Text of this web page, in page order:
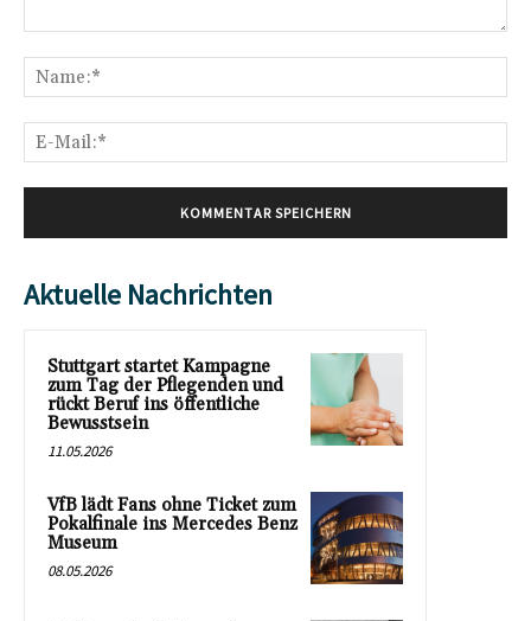
Aktuelle Nachrichten
Stuttgart startet Kampagne
zum Tag der Pflegenden und
rückt Beruf ins öffentliche
Bewusstsein
11.05.2026
VfB lädt Fans ohne Ticket zum
Pokalfinale ins Mercedes Benz
Museum
08.05.2026